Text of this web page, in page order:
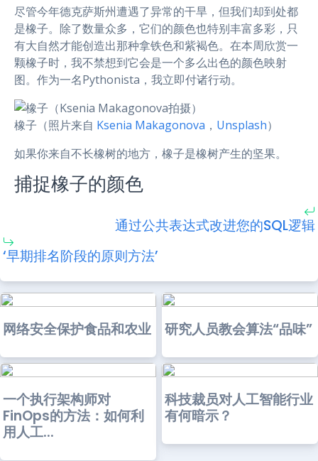
尽管今年德克萨斯州遭遇了异常的干旱，但我们却到处都
是橡子。除了数量众多，它们的颜色也特别丰富多彩，只
有大自然才能创造出那种拿铁色和紫褐色。在本周欣赏一
颗橡子时，我不禁想到它会是一个多么出色的颜色映射
图。作为一名Pythonista，我立即付诸行动。
橡子（照片来自 Ksenia Makagonova ， Unsplash）
如果你来自不长橡树的地方，橡子是橡树产生的坚果。
捕捉橡子的颜色
通过公共表达式改进您的SQL逻辑
‘早期排名阶段的原则方法’
网络安全保护食品和农业 研究人员教会算法“品味”
一个执行架构师对
FinOps的方法：如何利
用人工...
科技裁员对人工智能行业
有何暗示？